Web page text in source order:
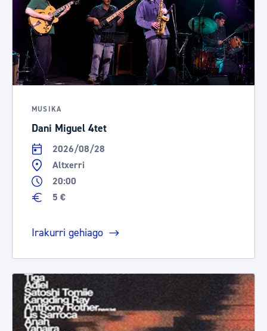
MUSIKA
Dani Miguel 4tet
2026/08/28
Altxerri
20:00
5 €
Irakurri gehiago